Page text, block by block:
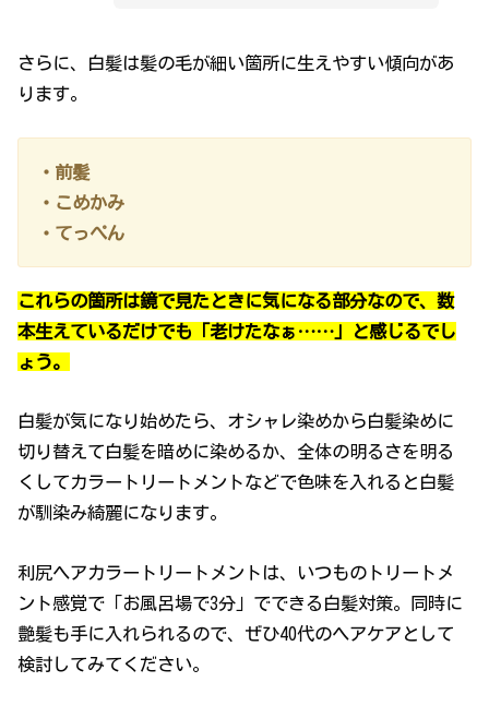
さらに、白髪は髪の毛が細い箇所に生えやすい傾向があ
ります。
・前髪
・こめかみ
・てっぺん
これらの箇所は鏡で見たときに気になる部分なので、数
本生えているだけでも「老けたなぁ……」と感じるでし
ょう。
白髪が気になり始めたら、オシャレ染めから白髪染めに
切り替えて白髪を暗めに染めるか、全体の明るさを明る
くしてカラートリートメントなどで色味を入れると白髪
が馴染み綺麗になります。
利尻ヘアカラートリートメントは、いつものトリートメ
ント感覚で「お風呂場で3分」でできる白髪対策。同時に
艶髪も手に入れられるので、ぜひ40代のヘアケアとして
検討してみてください。